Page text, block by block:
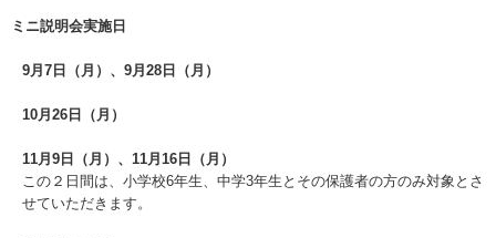
ミニ説明会実施日
9月7日（月）、9月28日（月）
10月26日（月）
11月9日（月）、11月16日（月）
この２日間は、小学校6年生、中学3年生とその保護者の方のみ対象とさ
せていただきます。